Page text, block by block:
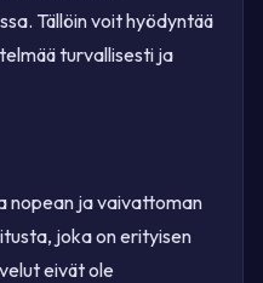
Tällöin voit hyödyntää
turvallisesti ja
nopean ja vaivattoman
joka on erityisen
eivät ole